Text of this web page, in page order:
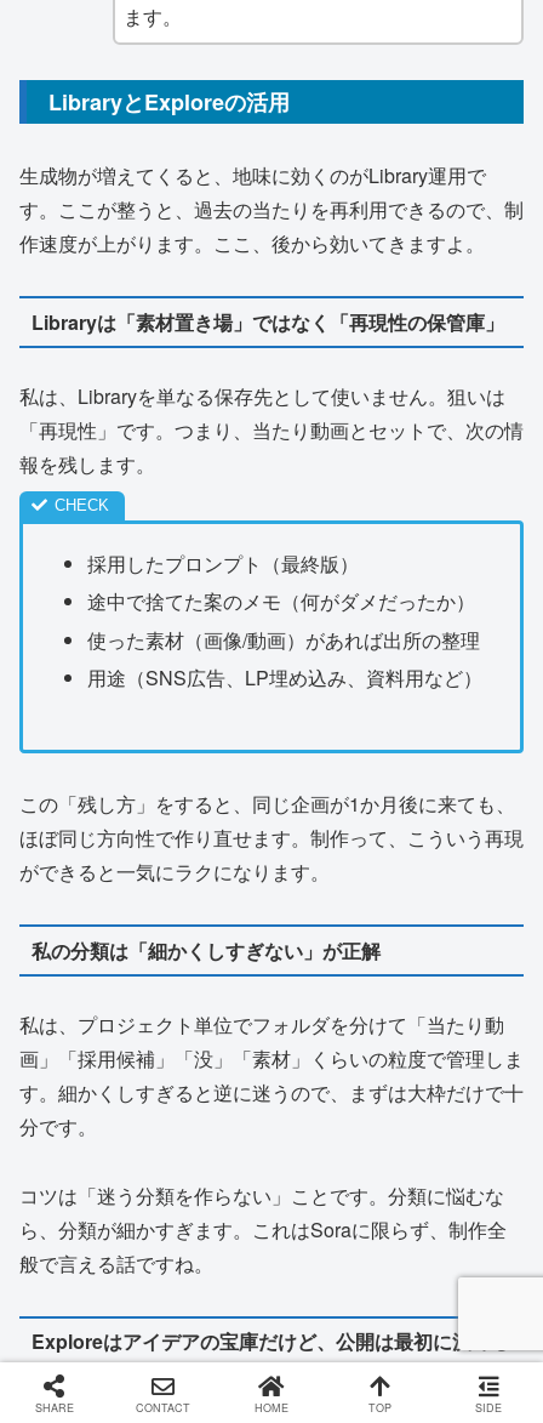
ます。
LibraryとExploreの活用
生成物が増えてくると、地味に効くのがLibrary運用で
す。ここが整うと、過去の当たりを再利用できるので、制
作速度が上がります。ここ、後から効いてきますよ。
Libraryは「素材置き場」ではなく「再現性の保管庫」
私は、Libraryを単なる保存先として使いません。狙いは
「再現性」です。つまり、当たり動画とセットで、次の情
報を残します。
採用したプロンプト（最終版）
途中で捨てた案のメモ（何がダメだったか）
使った素材（画像/動画）があれば出所の整理
用途（SNS広告、LP埋め込み、資料用など）
この「残し方」をすると、同じ企画が1か月後に来ても、
ほぼ同じ方向性で作り直せます。制作って、こういう再現
ができると一気にラクになります。
私の分類は「細かくしすぎない」が正解
私は、プロジェクト単位でフォルダを分けて「当たり動
画」「採用候補」「没」「素材」くらいの粒度で管理しま
す。細かくしすぎると逆に迷うので、まずは大枠だけで十
分です。
コツは「迷う分類を作らない」ことです。分類に悩むな
ら、分類が細かすぎます。これはSoraに限らず、制作全
般で言える話ですね。
Exploreはアイデアの宝庫だけど、公開は最初に決める
Exploreは、他ユーザーの作例や発想を拾うのに便利で
SHARE CONTACT HOME TOP SIDE